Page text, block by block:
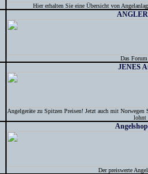
Hier erhalten Sie eine Übersicht von
Das
JENES
Angelgeräte zu Spitzen Preisen! Jetzt auch mit
lohnt
Der preiswerte